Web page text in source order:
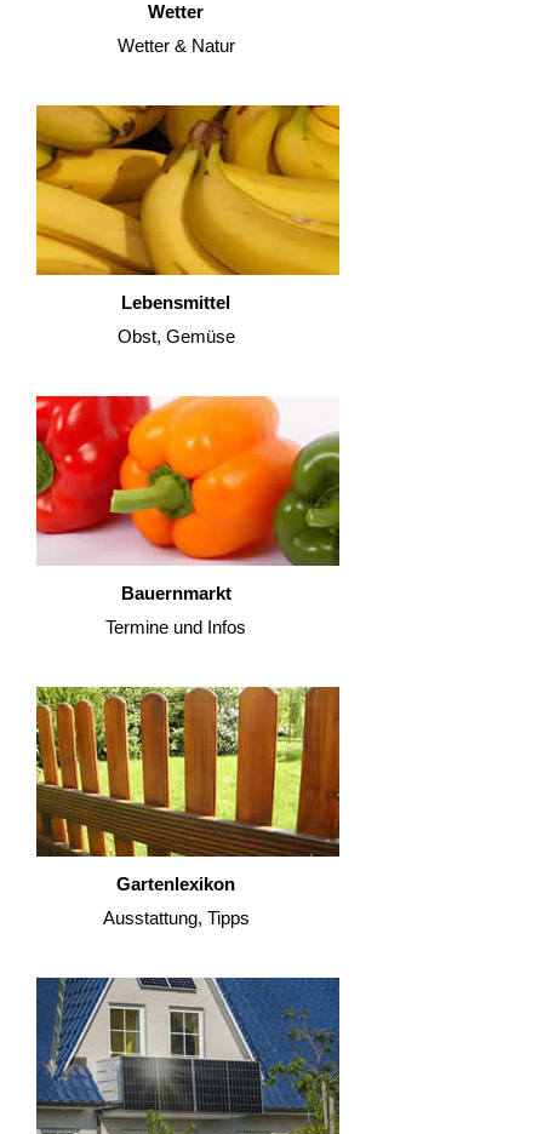
Wetter
Wetter & Natur
Lebensmittel
Obst, Gemüse
Bauernmarkt
Termine und Infos
Gartenlexikon
Ausstattung, Tipps